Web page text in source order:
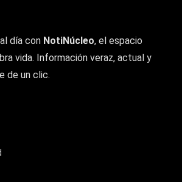
día con NotiNúcleo, el espacio
vida. Información veraz, actual y
de un clic.